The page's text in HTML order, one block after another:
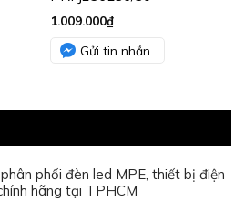
của rèm cuốn chống nắng, các
đẹp nhất hiện nay